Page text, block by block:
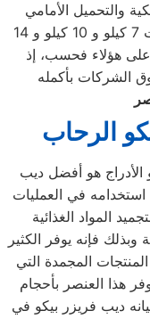
والتحميل الأمامي
والتحميل العلوي، بالإضافة إلى غسالات 7 كيلو و 10 كيلو و 14
على هؤلاء فحسب، إذ
الرحاب
هو أفضل ديب
استخدامه في العمليات
المواد الغذائية
وبذلك فإنه يوفر الكثير
المجمدة التي
هذا العنصر بأحجام
ديب فريزر بيكو في